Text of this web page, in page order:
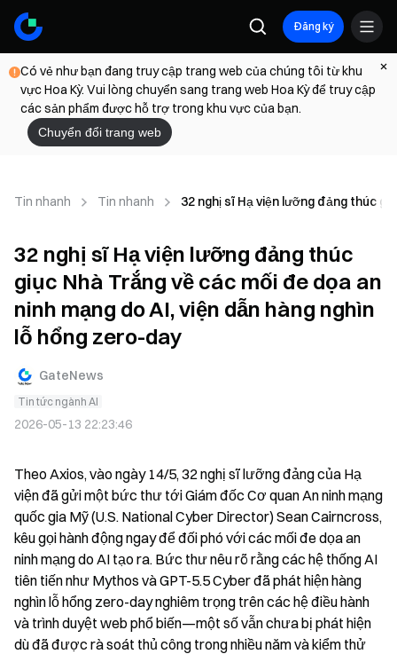
Đăng ký
Có vẻ như bạn đang truy cập trang web của chúng tôi từ khu
vực Hoa Kỳ. Vui lòng chuyển sang trang web Hoa Kỳ để truy cập
các sản phẩm được hỗ trợ trong khu vực của bạn.
Chuyển đổi trang web
Tin nhanh Tin nhanh 32 nghị sĩ Hạ viện lưỡng đảng thúc
32 nghị sĩ Hạ viện lưỡng đảng thúc
giục Nhà Trắng về các mối đe dọa an
ninh mạng do AI, viện dẫn hàng nghìn
lỗ hổng zero-day
GateNews
Tin tức ngành AI
2026-05-13 22:23:46
Theo Axios, vào ngày 14/5, 32 nghị sĩ lưỡng đảng của Hạ
viện đã gửi một bức thư tới Giám đốc Cơ quan An ninh mạng
quốc gia Mỹ (U.S. National Cyber Director) Sean Cairncross,
kêu gọi hành động ngay để đối phó với các mối đe dọa an
ninh mạng do AI tạo ra. Bức thư nêu rõ rằng các hệ thống AI
tiên tiến như Mythos và GPT-5.5 Cyber đã phát hiện hàng
nghìn lỗ hổng zero-day nghiêm trọng trên các hệ điều hành
và trình duyệt web phổ biến—một số vẫn chưa bị phát hiện
dù đã được rà soát thủ công trong nhiều năm và kiểm thử